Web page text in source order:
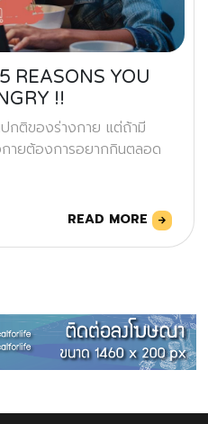
REASONS YOU
!!
ปกติของร่างกาย แต่ถ้ามี
ายต้องการอยากกินตลอด
READ MORE